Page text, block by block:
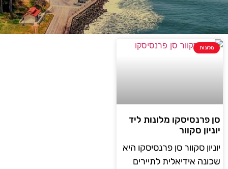
מלונות
סן פרנסיסקו מלונות ליד
יוניון סקוור
יוניון סקוור סן פרנסיסקו היא
שכונה אידיאלית לתיירים